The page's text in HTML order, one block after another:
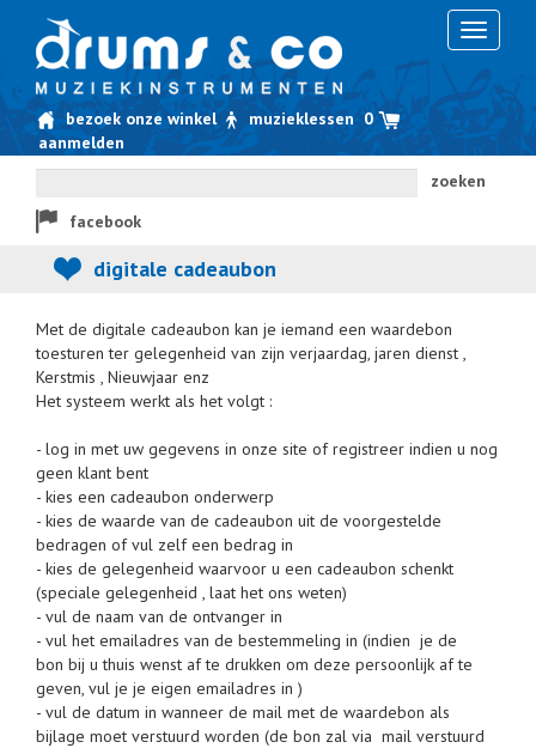
Toggle
bezoek onze winkel muzieklessen 0
aanmelden
zoeken
facebook
digitale cadeaubon
Met de digitale cadeaubon kan je iemand een waardebon
toesturen ter gelegenheid van zijn verjaardag, jaren dienst ,
Kerstmis , Nieuwjaar enz
Het systeem werkt als het volgt :
- log in met uw gegevens in onze site of registreer indien u nog
geen klant bent
- kies een cadeaubon onderwerp
- kies de waarde van de cadeaubon uit de voorgestelde
bedragen of vul zelf een bedrag in
- kies de gelegenheid waarvoor u een cadeaubon schenkt
(speciale gelegenheid , laat het ons weten)
- vul de naam van de ontvanger in
- vul het emailadres van de bestemmeling in (indien je de
bon bij u thuis wenst af te drukken om deze persoonlijk af te
geven, vul je je eigen emailadres in )
- vul de datum in wanneer de mail met de waardebon als
bijlage moet verstuurd worden (de bon zal via mail verstuurd